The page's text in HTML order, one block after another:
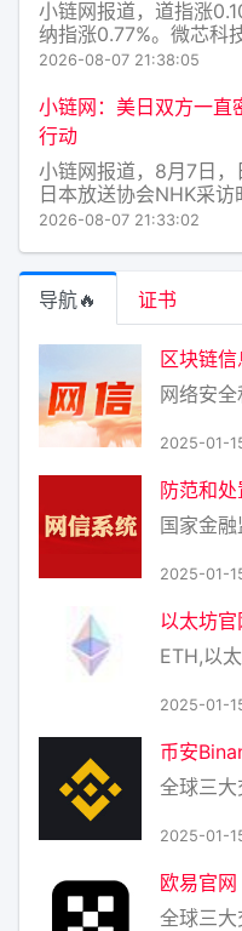
小链网报道，道指涨
纳指涨0.77%。微芯科
Coherent Corp涨
涨1.05
2026-08-07 21:38:05
小链网：美日双方一直
行动
小链网报道，8月7日
日本放送协会NHK采
豫地再次干预外汇市场
方均表示随时
2026-08-07 21:33:02
导航🔥 证书
区块链
网络安
2025-01-
防范和
国家金
2025-01-
以太坊官
ETH,以
2025-01-
币安
全球三
2025-01-
欧易官网
全球三